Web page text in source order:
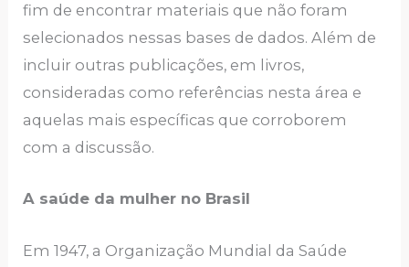
fim de encontrar materiais que não foram
selecionados nessas bases de dados. Além de
incluir outras publicações, em livros,
consideradas como referências nesta área e
aquelas mais específicas que corroborem
com a discussão.
A saúde da mulher no Brasil
Em 1947, a Organização Mundial da Saúde